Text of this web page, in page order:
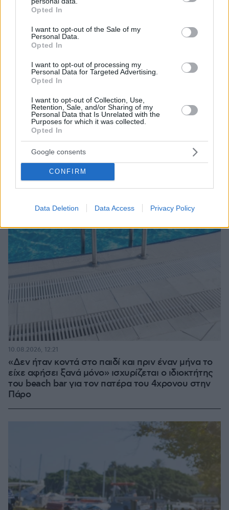
grant or deny consent to Google and its third-party tags to
use your data for below specified purposes in below Google
consent section.
Opted In
I want to opt-out of the Sale of my
Personal Data.
Opted In
I want to opt-out of processing my
Personal Data for Targeted Advertising.
Opted In
I want to opt-out of Collection, Use,
Retention, Sale, and/or Sharing of my
Personal Data that Is Unrelated with the
Purposes for which it was collected.
Opted In
Google consents
CONFIRM
Data Deletion Data Access Privacy Policy
Στην αποστολή του Παναθηναϊκού για τη Σόφια οι
Τεττέη, Λιβάι και Ντέσερς
πριν 35 λεπτά
ΔΕΙΤΕ ΟΛΕΣ ΤΙΣ ΕΙΔΗΣΕΙΣ
ΤΑ ΠΙΟ ΔΗΜΟΦΙΛΗ
«Δεν ήταν κοντά στο παιδί και πριν έναν μήνα το
είχε αφήσει ξανά μόνο» ισχυρίζεται ο ιδιοκτήτης
του beach bar για τον πατέρα του 4χρονου στην
Πάρο
10.08.2026, 12:21